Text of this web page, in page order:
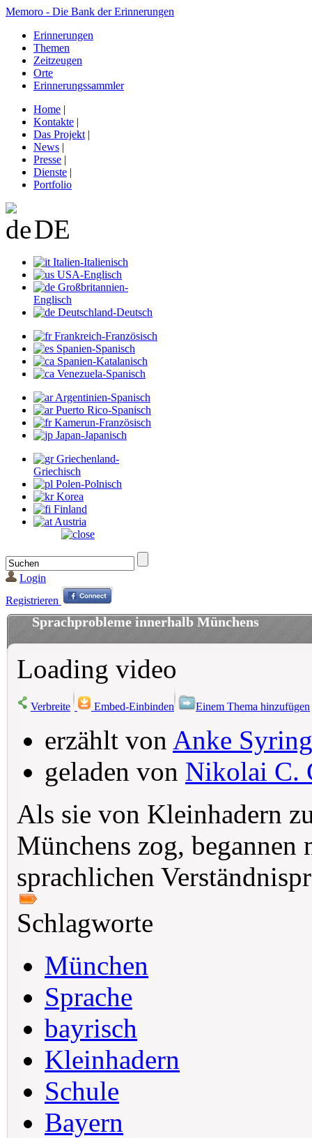
Memoro - Die Bank der Erinnerungen
Erinnerungen
Themen
Zeitzeugen
Orte
Erinnerungssammler
Home |
Kontakte |
Das Projekt |
News |
Presse |
Dienste |
Portfolio
DE
Italien-Italienisch
USA-Englisch
Großbritannien-
Englisch
Deutschland-Deutsch
Frankreich-Französisch
Spanien-Spanisch
Spanien-Katalanisch
Venezuela-Spanisch
Argentinien-Spanisch
Puerto Rico-Spanisch
Kamerun-Französisch
Japan-Japanisch
Griechenland-
Griechisch
Polen-Polnisch
Korea
Finland
Austria
Login
Registrieren
Sprachprobleme innerhalb Münchens
Loading video
Verbreite Embed-Einbinden Einem Thema hinzufügen
erzählt von Anke Syring
geladen von Nikolai C.
Als sie von Kleinhadern
Münchens zog,
sprachlichen
Schlagworte
München
Sprache
bayrisch
Kleinhadern
Schule
Bayern